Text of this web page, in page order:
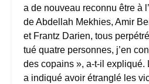
a de nouveau reconnu être à
de Abdellah Mekhies, Amir
et Frantz Darien, tous
tué quatre personnes, j’en
des copains », a-t-il expliqué.
a indiqué avoir étranglé les